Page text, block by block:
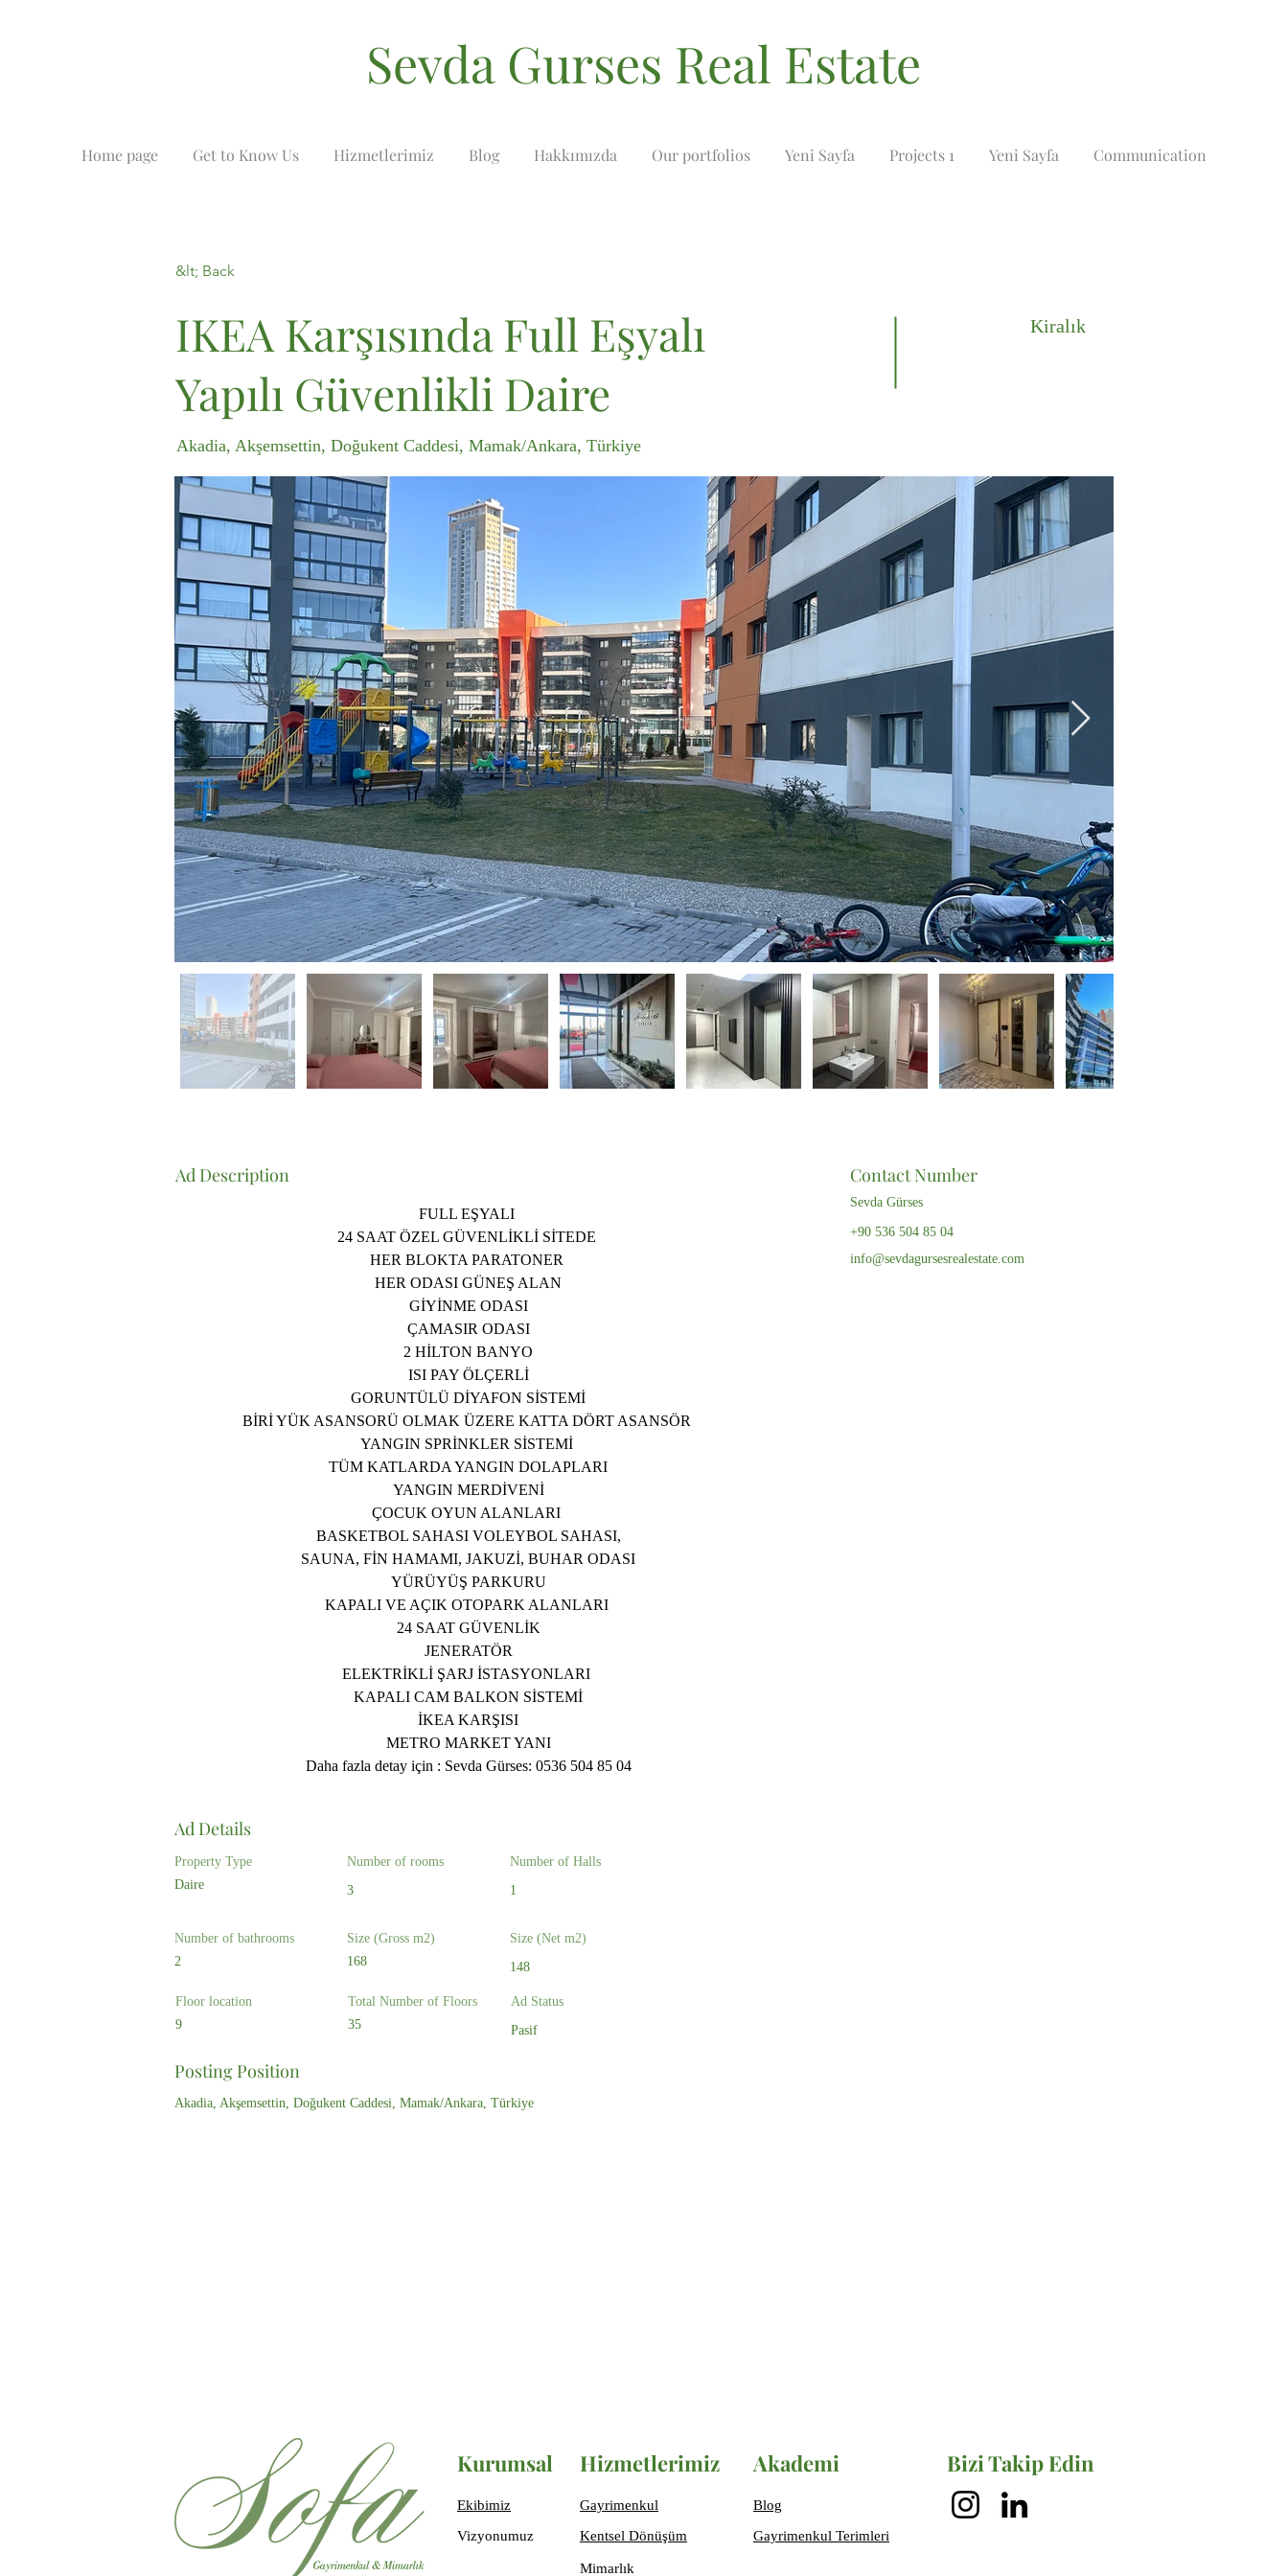
Sevda Gurses Real Estate
Home page Get to Know Us Hizmetlerimiz Blog Hakkımızda Our portfolios Yeni Sayfa Projects 1 Yeni Sayfa Communication
&lt; Back
IKEA Karşısında Full Eşyalı
Yapılı Güvenlikli Daire
Akadia, Akşemsettin, Doğukent Caddesi, Mamak/Ankara, Türkiye
Kiralık
Ad Description
FULL EŞYALI
24 SAAT ÖZEL GÜVENLİKLİ SİTEDE
HER BLOKTA PARATONER
HER ODASI GÜNEŞ ALAN
GİYİNME ODASI
ÇAMASIR ODASI
2 HİLTON BANYO
ISI PAY ÖLÇERLİ
GORUNTÜLÜ DİYAFON SİSTEMİ
BİRİ YÜK ASANSORÜ OLMAK ÜZERE KATTA DÖRT ASANSÖR
YANGIN SPRİNKLER SİSTEMİ
TÜM KATLARDA YANGIN DOLAPLARI
YANGIN MERDİVENİ
ÇOCUK OYUN ALANLARI
BASKETBOL SAHASI VOLEYBOL SAHASI,
SAUNA, FİN HAMAMI, JAKUZİ, BUHAR ODASI
YÜRÜYÜŞ PARKURU
KAPALI VE AÇIK OTOPARK ALANLARI
24 SAAT GÜVENLİK
JENERATÖR
ELEKTRİKLİ ŞARJ İSTASYONLARI
KAPALI CAM BALKON SİSTEMİ
İKEA KARŞISI
METRO MARKET YANI
Daha fazla detay için : Sevda Gürses: 0536 504 85 04
Contact Number
Sevda Gürses
+90 536 504 85 04
info@sevdagursesrealestate.com
Ad Details
Property Type
Daire
Number of rooms
3
Number of Halls
1
Number of bathrooms
2
Size (Gross m2)
168
Size (Net m2)
148
Floor location
9
Total Number of Floors
35
Ad Status
Pasif
Posting Position
Akadia, Akşemsettin, Doğukent Caddesi, Mamak/Ankara, Türkiye
Kurumsal Hizmetlerimiz
Ekibimiz
Gayrimenkul
Vizyonumuz
Kentsel Dönüşüm
Akademi
Blog
Gayrimenkul Terimleri
Mimarlık
Bizi Takip Edin